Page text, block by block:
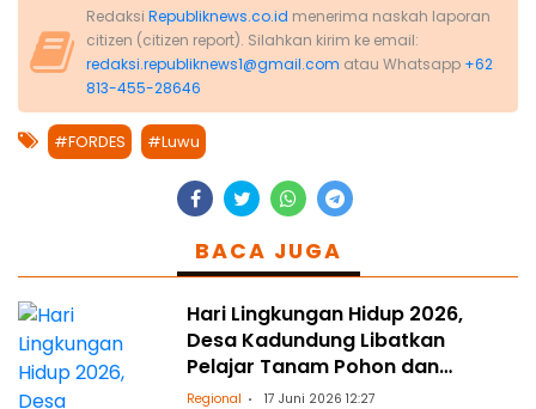
Redaksi Republiknews.co.id menerima naskah laporan
citizen (citizen report). Silahkan kirim ke email:
redaksi.republiknews1@gmail.com atau Whatsapp +62
813-455-28646
#FORDES #Luwu
BACA JUGA
Hari Lingkungan Hidup 2026,
Desa Kadundung Libatkan
Pelajar Tanam Pohon dan
Bangun Kesadaran Sejak Dini
Regional 17 Juni 2026 12:27